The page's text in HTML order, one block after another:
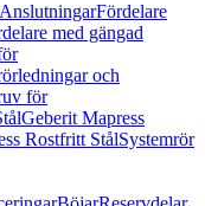
Fördelare
med gängad
och
för
Geberit Mapress
Rostfritt StålSystemrör